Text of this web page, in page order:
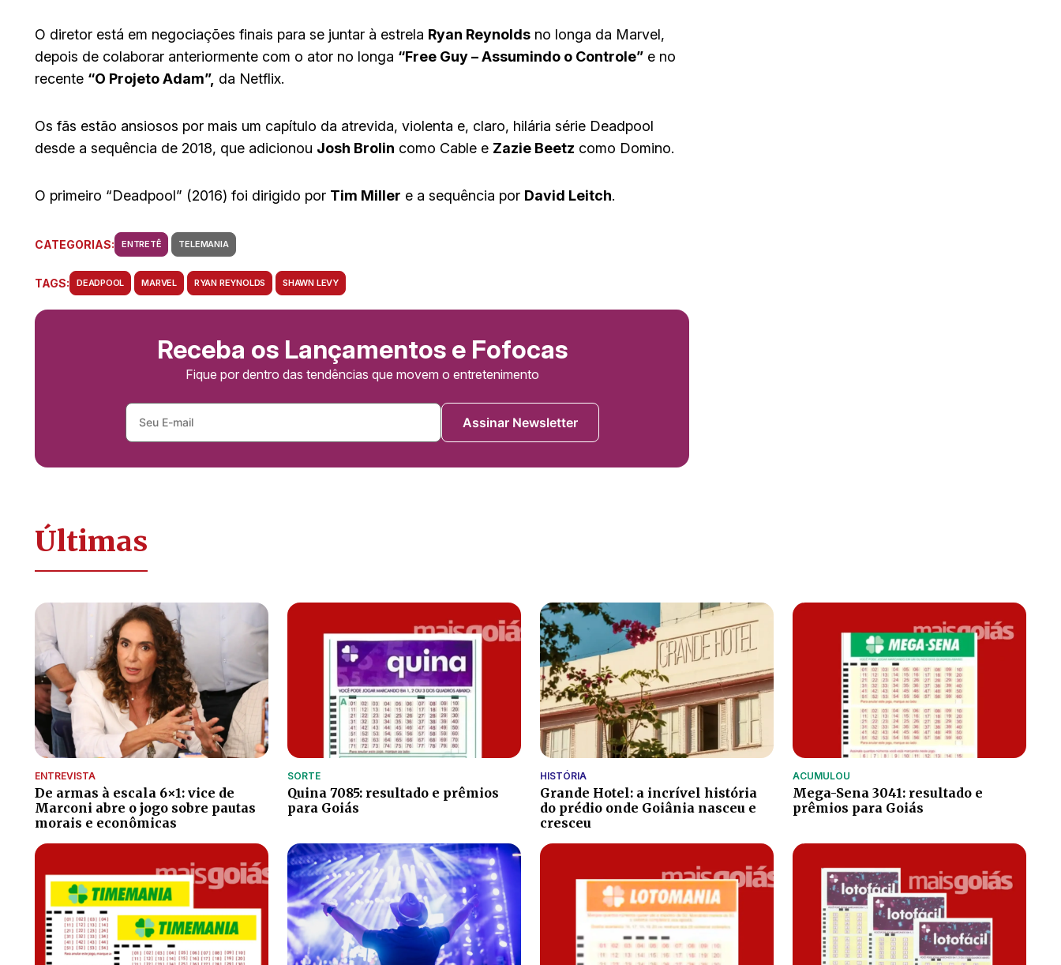
O diretor está em negociações finais para se juntar à estrela Ryan Reynolds no longa da Marvel,
depois de colaborar anteriormente com o ator no longa “Free Guy – Assumindo o Controle” e no
recente “O Projeto Adam”, da Netflix.
Os fãs estão ansiosos por mais um capítulo da atrevida, violenta e, claro, hilária série Deadpool
desde a sequência de 2018, que adicionou Josh Brolin como Cable e Zazie Beetz como Domino.
O primeiro “Deadpool” (2016) foi dirigido por Tim Miller e a sequência por David Leitch.
CATEGORIAS: ENTRETÊ TELEMANIA
TAGS: DEADPOOL MARVEL RYAN REYNOLDS SHAWN LEVY
Receba os Lançamentos e Fofocas
Fique por dentro das tendências que movem o entretenimento
Assinar Newsletter
Últimas
ENTREVISTA
De armas à escala 6×1: vice de
Marconi abre o jogo sobre pautas
morais e econômicas
SORTE
Quina 7085: resultado e prêmios
para Goiás
HISTÓRIA
Grande Hotel: a incrível história
do prédio onde Goiânia nasceu e
cresceu
ACUMULOU
Mega-Sena 3041: resultado e
prêmios para Goiás